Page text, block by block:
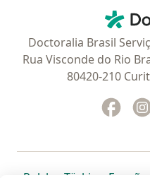
Doctoralia Brasil
Rua Visconde do Rio
80420-210